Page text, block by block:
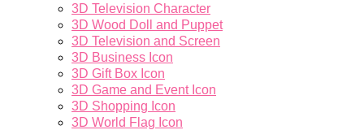
3D Television Character
3D Wood Doll and Puppet
3D Television and Screen
3D Business Icon
3D Gift Box Icon
3D Game and Event Icon
3D Shopping Icon
3D World Flag Icon